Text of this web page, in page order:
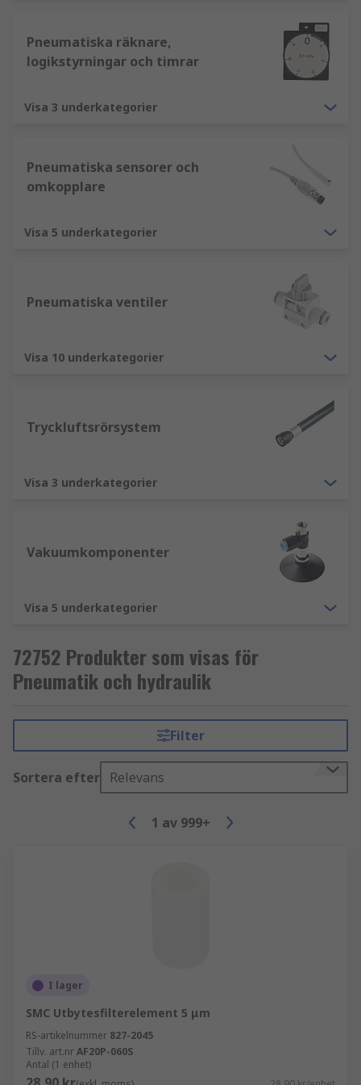
Pneumatiska räknare,
logikstyrningar och timrar
Visa 3 underkategorier
Pneumatiska sensorer och
omkopplare
Visa 5 underkategorier
Pneumatiska ventiler
Visa 10 underkategorier
Tryckluftsrörsystem
Visa 3 underkategorier
Vakuumkomponenter
Visa 5 underkategorier
72752 Produkter som visas för
Pneumatik och hydraulik
Filter
Sortera efter Relevans
1 av 999+
I lager
SMC Utbytesfilterelement 5 μm
RS-artikelnummer 827-2045
Tillv. art.nrAF20P-060S
Antal (1 enhet)